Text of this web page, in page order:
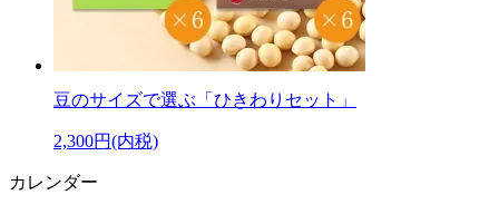
豆のサイズで選ぶ「ひきわりセット」
2,300円(内税)
カレンダー